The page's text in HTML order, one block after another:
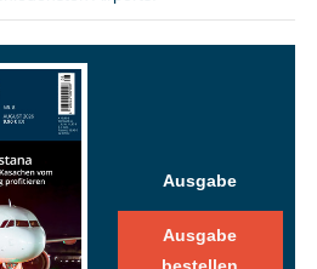
Ausgabe
Ausgabe
bestellen